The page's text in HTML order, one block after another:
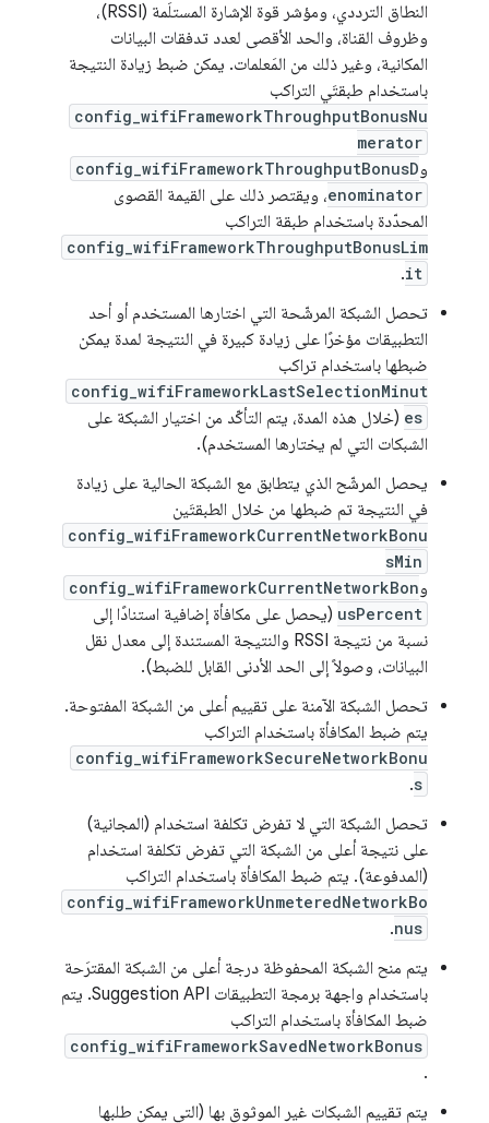
النطاق الترددي، ومؤشر قوة الإشارة المستلَمة (RSSI)،
وظروف القناة، والحد الأقصى لعدد تدفقات البيانات
المكانية، وغير ذلك من المَعلمات. يمكن ضبط زيادة النتيجة
باستخدام طبقتَي التراكب
config_wifiFrameworkThroughputBonusNu
merator
وconfig_wifiFrameworkThroughputBonusD
enominator، ويقتصر ذلك على القيمة القصوى
المحدّدة باستخدام طبقة التراكب
config_wifiFrameworkThroughputBonusLim
it
.
تحصل الشبكة المرشّحة التي اختارها المستخدم أو أحد
التطبيقات مؤخرًا على زيادة كبيرة في النتيجة لمدة يمكن
ضبطها باستخدام تراكب
config_wifiFrameworkLastSelectionMinut
es (خلال هذه المدة، يتم التأكّد من اختيار الشبكة على
الشبكات التي لم يختارها المستخدم).
يحصل المرشّح الذي يتطابق مع الشبكة الحالية على زيادة
في النتيجة تم ضبطها من خلال الطبقتَين
config_wifiFrameworkCurrentNetworkBonu
sMin
وconfig_wifiFrameworkCurrentNetworkBon
usPercent (يحصل على مكافأة إضافية استنادًا إلى
نسبة من نتيجة RSSI والنتيجة المستندة إلى معدل نقل
البيانات، وصولاً إلى الحد الأدنى القابل للضبط).
تحصل الشبكة الآمنة على تقييم أعلى من الشبكة المفتوحة.
يتم ضبط المكافأة باستخدام التراكب
config_wifiFrameworkSecureNetworkBonu
s
.
تحصل الشبكة التي لا تفرض تكلفة استخدام (المجانية)
على نتيجة أعلى من الشبكة التي تفرض تكلفة استخدام
(المدفوعة). يتم ضبط المكافأة باستخدام التراكب
config_wifiFrameworkUnmeteredNetworkBo
nus
.
يتم منح الشبكة المحفوظة درجة أعلى من الشبكة المقترَحة
باستخدام واجهة برمجة التطبيقات Suggestion API. يتم
ضبط المكافأة باستخدام التراكب
config_wifiFrameworkSavedNetworkBonus
.
يتم تقييم الشبكات غير الموثوق بها (التي يمكن طلبها